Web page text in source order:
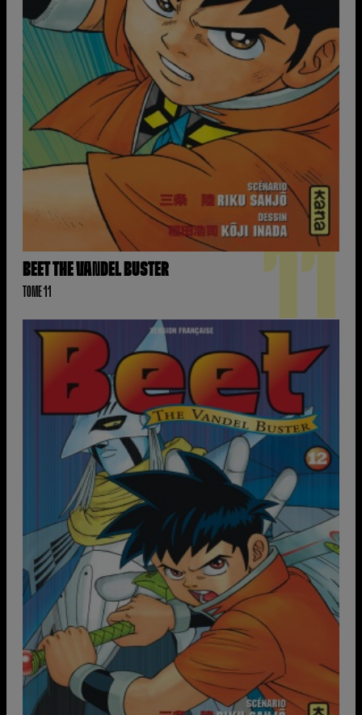
BEET THE VANDEL BUSTER
TOME 11 11